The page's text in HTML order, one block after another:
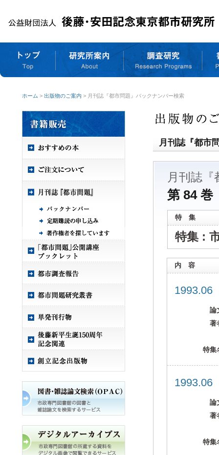
ホーム > 出版物のご案内 > 月刊誌『都市問題』バックナンバー検索
月刊誌『都市
月刊誌『
第 84
特 集
特集 :
内 容
論
著
特集
論
著
特集